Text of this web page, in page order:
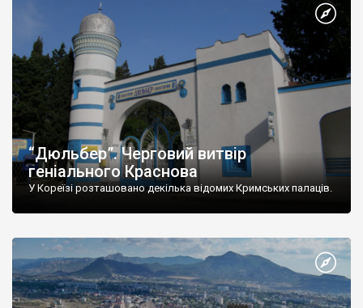
“Дюльбер”. Черговий витвір
геніального Краснова
У Кореїзі розташовано декілька відомих Кримських палаців.